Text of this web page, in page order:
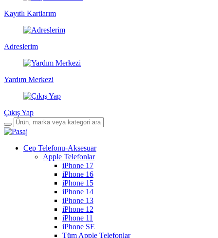
Kayıtlı Kartlarım
Adreslerim
Yardım Merkezi
Çıkış Yap
Cep Telefonu-Aksesuar
Apple Telefonlar
iPhone 17
iPhone 16
iPhone 15
iPhone 14
iPhone 13
iPhone 12
iPhone 11
iPhone SE
Tüm Apple Telefonlar